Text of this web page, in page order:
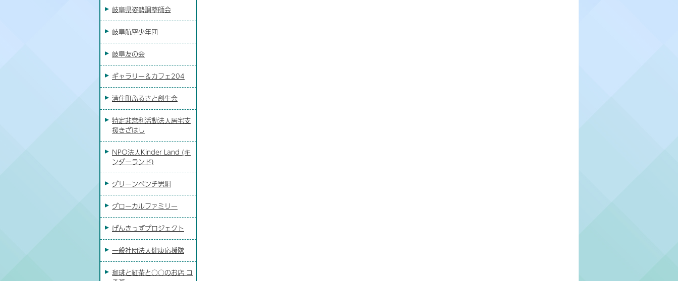
岐阜県姿勢調整師会
岐阜航空少年団
岐阜友の会
ギャラリー＆カフェ204
清住町ふるさと創生会
特定非営利活動法人居宅支
援きざはし
NPO法人Kinder Land (キ
ンダーランド)
グリーンベンチ男組
グローカルファミリー
げんきっずプロジェクト
一般社団法人健康応援隊
珈琲と紅茶と○○のお店 コ